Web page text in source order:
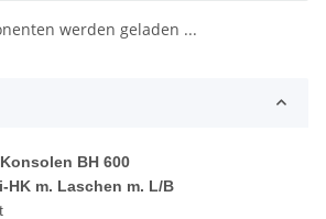
werden geladen ...
BH 600
HK m. Laschen m. L/B